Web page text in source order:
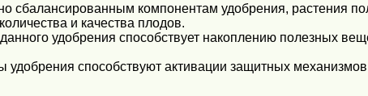
сбалансированным компонентам удобрения, растения
и качества плодов.
удобрения способствует накоплению полезных
способствуют активации защитных